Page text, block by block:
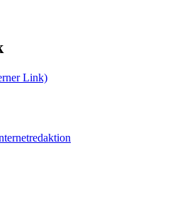
Link)